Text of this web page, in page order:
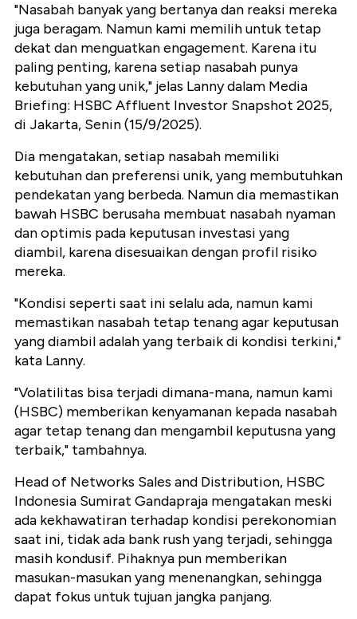
"Nasabah banyak yang bertanya dan reaksi mereka
juga beragam. Namun kami memilih untuk tetap
dekat dan menguatkan engagement. Karena itu
paling penting, karena setiap nasabah punya
kebutuhan yang unik," jelas Lanny dalam Media
Briefing: HSBC Affluent Investor Snapshot 2025,
di Jakarta, Senin (15/9/2025).
Dia mengatakan, setiap nasabah memiliki
kebutuhan dan preferensi unik, yang membutuhkan
pendekatan yang berbeda. Namun dia memastikan
bawah HSBC berusaha membuat nasabah nyaman
dan optimis pada keputusan investasi yang
diambil, karenadisesuaikan dengan profil risiko
mereka.
"Kondisi seperti saat ini selalu ada, namun kami
memastikan nasabah tetap tenang agar keputusan
yang diambil adalah yang terbaik di kondisi terkini,"
kata Lanny.
"Volatilitas bisa terjadi dimana-mana, namun kami
(HSBC) memberikan kenyamanan kepada nasabah
agar tetap tenang dan mengambil keputusna yang
terbaik," tambahnya.
Head of Networks Sales and Distribution, HSBC
Indonesia Sumirat Gandapraja mengatakan meski
ada kekhawatiran terhadap kondisi perekonomian
saat ini, tidak ada bank rush yang terjadi, sehingga
masih kondusif. Pihaknya pun memberikan
masukan-masukan yang menenangkan, sehingga
dapat fokus untuk tujuan jangka panjang.